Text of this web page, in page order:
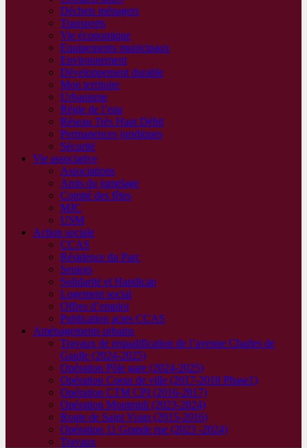
Déchets ménagers
Transports
Vie économique
Equipements municipaux
Environnement
Développement durable
Mon territoire
Urbanisme
Régie de l’eau
Réseau Très Haut Débit
Permanences juridiques
Sécurité
Vie associative
Associations
Amis du jumelage
Comité des fêtes
MJC
USM
Action sociale
CCAS
Résidence du Parc
Seniors
Solidarité et Handicap
Logement social
Offres d’emploi
Publication actes CCAS
Aménagements urbains
Travaux de requalification de l’avenue Charles de
Gaulle (2024-2025)
Opération Pôle gare (2024-2025)
Opération Coeur de ville (2017-2018 Phase1)
Opération CTM CPI (2016-2017)
Opération Montmidi (2023-2024)
Route de Saint Vrain (2015-2016)
Opération 11 Grande rue (2023 -2024)
Travaux